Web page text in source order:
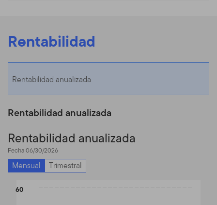
Rentabilidad
Rentabilidad anualizada
Rentabilidad anualizada
Rentabilidad anualizada
Fecha 06/30/2026
Mensual
Trimestral
60